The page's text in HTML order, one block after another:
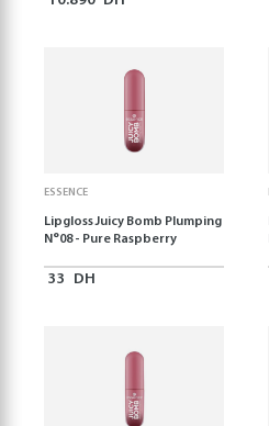
ESSENCE
Lipgloss Juicy Bomb Plumping
N°08 - Pure Raspberry
33 DH